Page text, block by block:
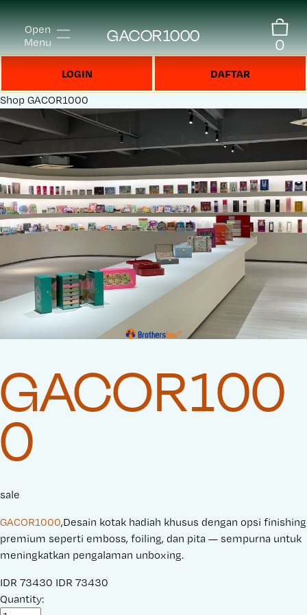
Open
Menu
GACOR1000 0
LOGIN DAFTAR
Shop GACOR1000
GACOR100
0
sale
GACOR1000,Desain kotak hadiah khusus dengan opsi finishing
premium seperti emboss, foiling, dan pita — sempurna untuk
meningkatkan pengalaman unboxing.
S
a
IDR 73430 O
IDR 73430
Quantity: